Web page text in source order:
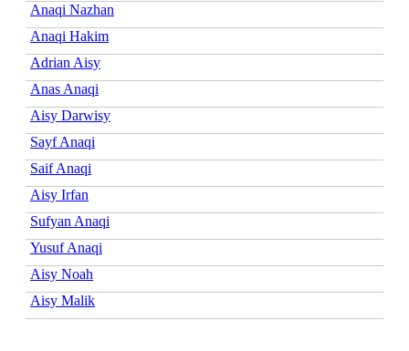
Anaqi Nazhan
Anaqi Hakim
Adrian Aisy
Anas Anaqi
Aisy Darwisy
Sayf Anaqi
Saif Anaqi
Aisy Irfan
Sufyan Anaqi
Yusuf Anaqi
Aisy Noah
Aisy Malik